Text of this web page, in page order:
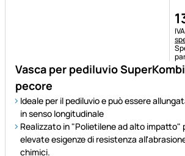
Vasca per pediluvio
pecore
Ideale per il pediluvio e può essere
in senso longitudinale
Realizzato in "Polietilene ad alto impatto"
elevate esigenze di resistenza
chimici.